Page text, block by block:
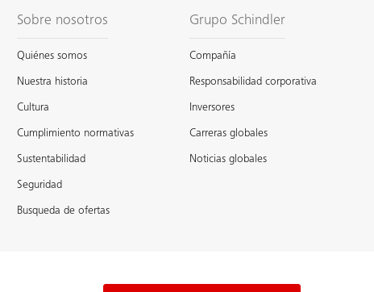
Sobre nosotros
Quiénes somos
Nuestra historia
Cultura
Cumplimiento normativas
Sustentabilidad
Seguridad
Busqueda de ofertas
Grupo Schindler
Compañía
Responsabilidad corporativa
Inversores
Carreras globales
Noticias globales